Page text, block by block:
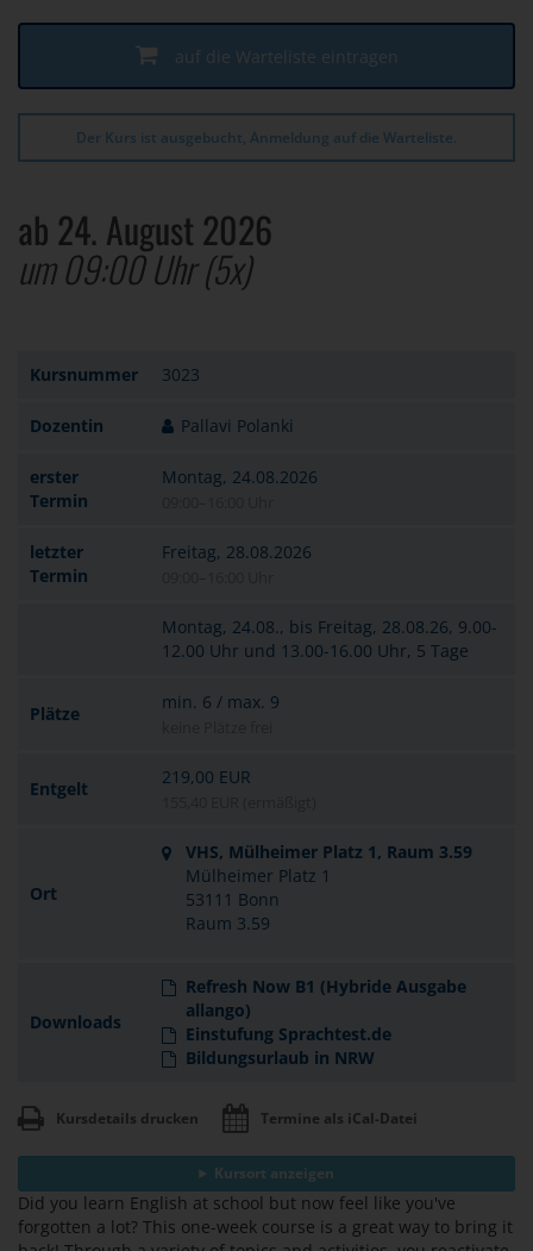
auf die Warteliste eintragen
Der Kurs ist ausgebucht, Anmeldung auf die Warteliste.
ab 24. August 2026
um 09:00 Uhr(5x)
Kursnummer 3023
Dozentin Pallavi Polanki
erster
Termin
Montag, 24.08.2026
letzter
Termin
Freitag, 28.08.2026
Montag, 24.08., bis Freitag, 28.08.26, 9.00-
12.00 Uhr und 13.00-16.00 Uhr, 5 Tage
Plätze
min. 6 / max. 9
Entgelt
219,00 EUR
Ort
VHS, Mülheimer Platz 1, Raum 3.59
Mülheimer Platz 1
53111 Bonn
Raum 3.59
Downloads
Refresh Now B1 (Hybride Ausgabe
allango)
Einstufung Sprachtest.de
Bildungsurlaub in NRW
Kursdetails drucken Termine als iCal-Datei
Kursort anzeigen
Did you learn English at school but now feel like you've
forgotten a lot? This one-week course is a great way to bring it